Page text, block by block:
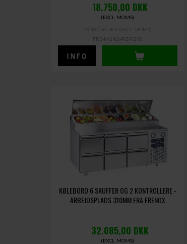
18.750,00 DKK
(EXCL. MOMS)
FRE-MGN2-PIZ-R290
KØLEBORD 6 SKUFFER OG 2 KONTROLLERE -
ARBEJDSPLADS 310MM FRA FRENOX
32.085,00 DKK
(EXCL. MOMS)